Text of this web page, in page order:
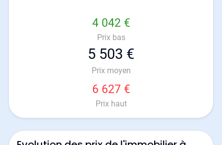
4 042 €
Prix bas
5 503 €
Prix moyen
6 627 €
Prix haut